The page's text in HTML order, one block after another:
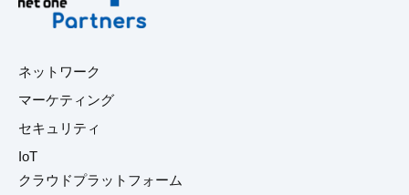
ネットワーク
マーケティング
セキュリティ
IoT
クラウドプラットフォーム